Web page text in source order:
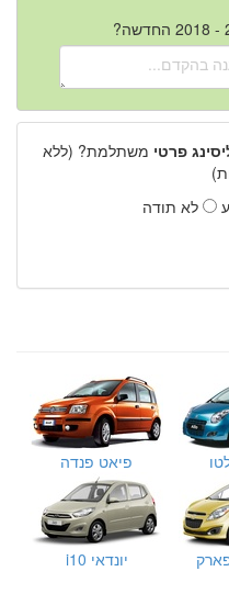
פרטי משתלמת? (ללא
לא תודה
פיאט פנדה
יונדאי i10